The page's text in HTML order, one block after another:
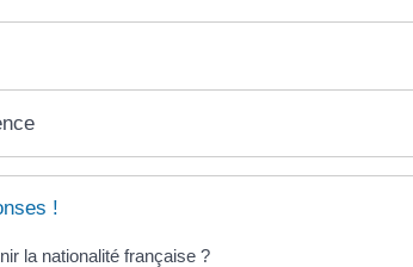
!
la nationalité française ?